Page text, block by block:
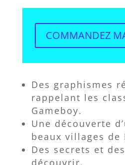
COMMANDEZ
Des graphismes
rappelant les
Gameboy.
Une découverte
beaux villages de
Des secrets et